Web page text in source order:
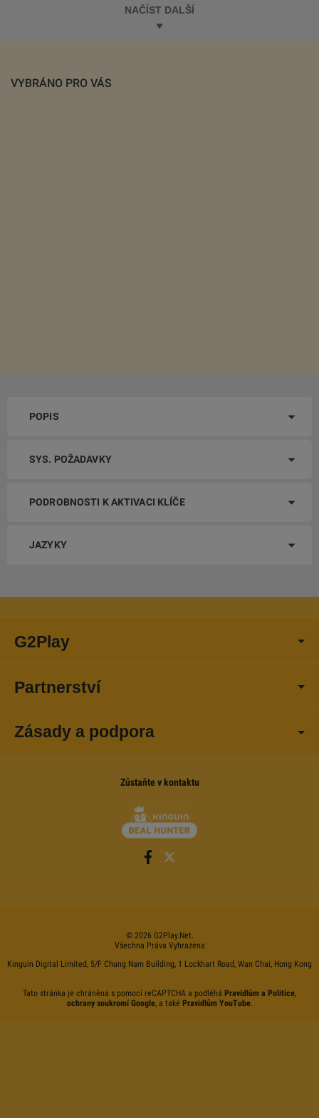
NAČÍST DALŠÍ
VYBRÁNO PRO VÁS
POPIS
SYS. POŽADAVKY
PODROBNOSTI K AKTIVACI KLÍČE
JAZYKY
G2Play
Partnerství
Zásady a podpora
Zůstaňte v kontaktu
© 2026 G2Play.net.
Všechna Práva Vyhrazena
Kinguin Digital Limited, 5/F Chung Nam Building, 1 Lockhart Road, Wan Chai, Hong Kong
Tato stránka je chráněna s pomocí reCAPTCHA a podléhá Pravidlům a Politice,
ochrany soukromí Google, a také Pravidlům YouTube.